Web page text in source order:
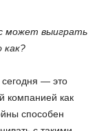
может выиграть
как?
— это
компанией как
способен